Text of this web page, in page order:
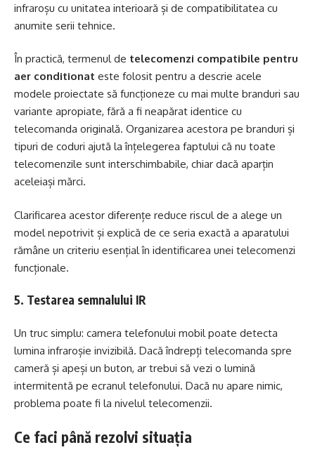
infraroșu cu unitatea interioară și de compatibilitatea cu
anumite serii tehnice.
În practică, termenul de telecomenzi compatibile pentru
aer conditionat este folosit pentru a descrie acele
modele proiectate să funcționeze cu mai multe branduri sau
variante apropiate, fără a fi neapărat identice cu
telecomanda originală. Organizarea acestora pe branduri și
tipuri de coduri ajută la înțelegerea faptului că nu toate
telecomenzile sunt interschimbabile, chiar dacă aparțin
aceleiași mărci.
Clarificarea acestor diferențe reduce riscul de a alege un
model nepotrivit și explică de ce seria exactă a aparatului
rămâne un criteriu esențial în identificarea unei telecomenzi
funcționale.
5. Testarea semnalului IR
Un truc simplu: camera telefonului mobil poate detecta
lumina infraroșie invizibilă. Dacă îndrepți telecomanda spre
cameră și apeși un buton, ar trebui să vezi o lumină
intermitentă pe ecranul telefonului. Dacă nu apare nimic,
problema poate fi la nivelul telecomenzii.
Ce faci până rezolvi situația